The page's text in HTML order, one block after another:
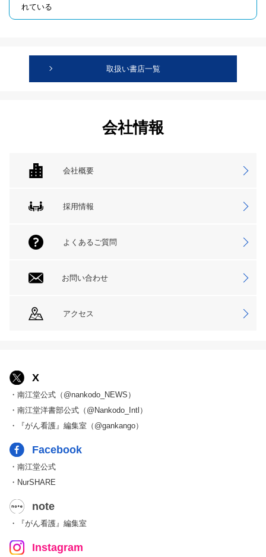
れている
取扱い書店一覧
会社情報
会社概要
採用情報
よくあるご質問
お問い合わせ
アクセス
X
・南江堂公式（@nankodo_NEWS）
・南江堂洋書部公式（@Nankodo_Intl）
・『がん看護』編集室（@gankango）
Facebook
・南江堂公式
・NurSHARE
note
・『がん看護』編集室
Instagram